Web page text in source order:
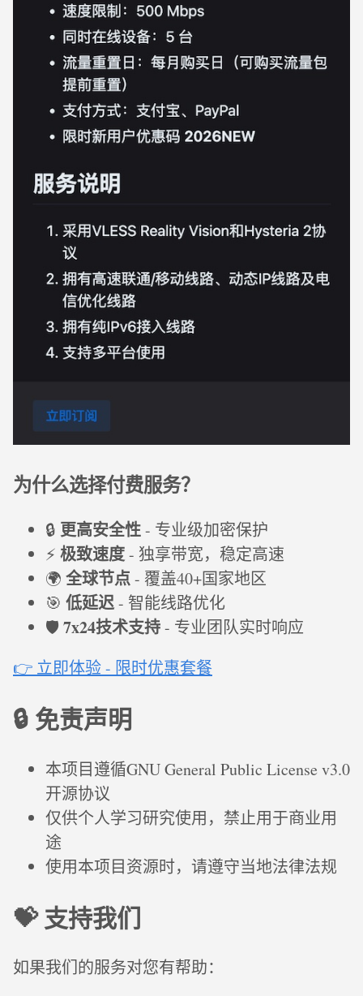
为什么选择付费服务？
🔒 更高安全性- 专业级加密保护
⚡ 极致速度- 独享带宽，稳定高速
🌍 全球节点- 覆盖40+国家地区
🎯 低延迟- 智能线路优化
🛡️7x24技术支持- 专业团队实时响应
👉 立即体验 - 限时优惠套餐
🔒 免责声明
本项目遵循GNU General Public License v3.0
开源协议
仅供个人学习研究使用，禁止用于商业用
途
使用本项目资源时，请遵守当地法律法规
💝 支持我们
如果我们的服务对您有帮助：